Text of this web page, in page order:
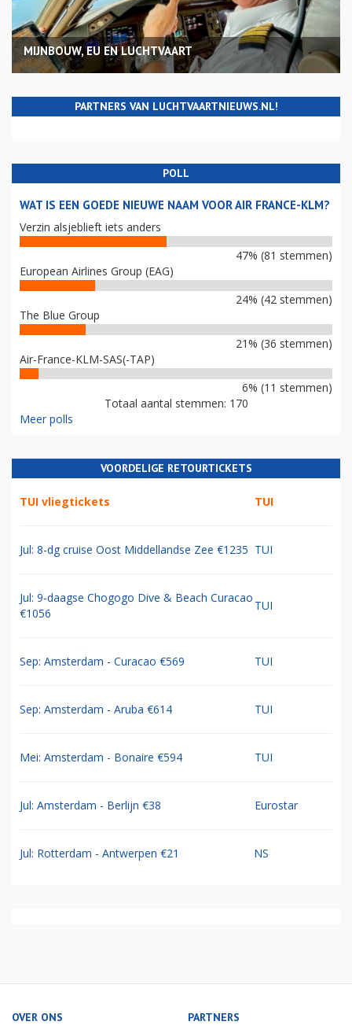
MIJNBOUW, EU EN LUCHTVAART
PARTNERS VAN LUCHTVAARTNIEUWS.NL!
POLL
WAT IS EEN GOEDE NIEUWE NAAM VOOR AIR FRANCE-KLM?
Verzin alsjeblieft iets anders
47% (81 stemmen)
European Airlines Group (EAG)
24% (42 stemmen)
The Blue Group
21% (36 stemmen)
Air-France-KLM-SAS(-TAP)
6% (11 stemmen)
Totaal aantal stemmen: 170
Meer polls
VOORDELIGE RETOURTICKETS
TUI vliegtickets TUI
Jul: 8-dg cruise Oost Middellandse Zee €1235 TUI
Jul: 9-daagse Chogogo Dive & Beach Curacao
€1056
TUI
Sep: Amsterdam - Curacao €569 TUI
Sep: Amsterdam - Aruba €614 TUI
Mei: Amsterdam - Bonaire €594 TUI
Jul: Amsterdam - Berlijn €38 Eurostar
Jul: Rotterdam - Antwerpen €21 NS
OVER ONS PARTNERS